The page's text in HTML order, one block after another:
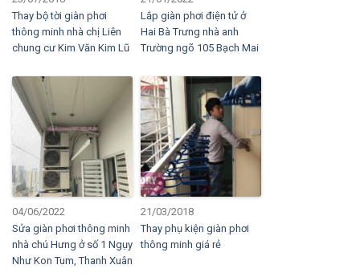
Thay bộ tời giàn phơi
thông minh nhà chị Liên
chung cư Kim Văn Kim Lũ
Lắp giàn phơi điện tử ở
Hai Bà Trưng nhà anh
Trường ngõ 105 Bạch Mai
04/06/2022
Sửa giàn phơi thông minh
nhà chú Hưng ở số 1 Ngụy
Như Kon Tum, Thanh Xuân
21/03/2018
Thay phụ kiện giàn phơi
thông minh giá rẻ